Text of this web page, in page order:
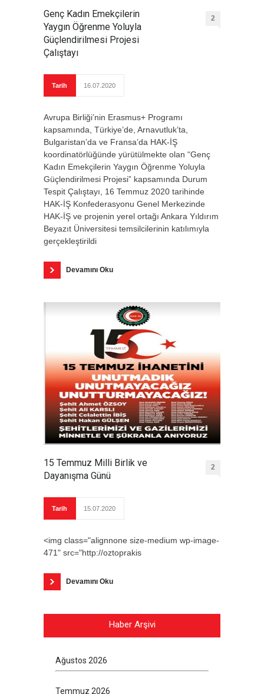
Genç Kadın Emekçilerin
Yaygın Öğrenme Yoluyla
Güçlendirilmesi Projesi
Çalıştayı
2
Tarih 16.07.2020
Avrupa Birliği’nin Erasmus+ Programı
kapsamında, Türkiye’de, Arnavutluk’ta,
Bulgaristan’da ve Fransa’da HAK-İŞ
koordinatörlüğünde yürütülmekte olan “Genç
Kadın Emekçilerin Yaygın Öğrenme Yoluyla
Güçlendirilmesi Projesi” kapsamında Durum
Tespit Çalıştayı, 16 Temmuz 2020 tarihinde
HAK-İŞ Konfederasyonu Genel Merkezinde
HAK-İŞ ve projenin yerel ortağı Ankara Yıldırım
Beyazıt Üniversitesi temsilcilerinin katılımıyla
gerçekleştirildi
Devamını Oku
15 Temmuz Milli Birlik ve
Dayanışma Günü
2
Tarih 15.07.2020
<img class="alignnone size-medium wp-image-
471" src="http://oztoprakis
Devamını Oku
Haber Arşivi
Ağustos 2026
Temmuz 2026